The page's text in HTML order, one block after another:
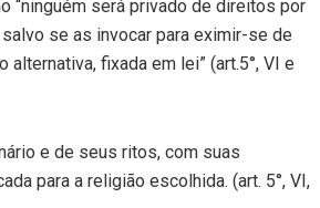
“ninguém será privado de direitos por
se as invocar para eximir-se de
fixada em lei” (art.5°, VI e
e de seus ritos, com suas
para a religião escolhida. (art. 5°, VI,